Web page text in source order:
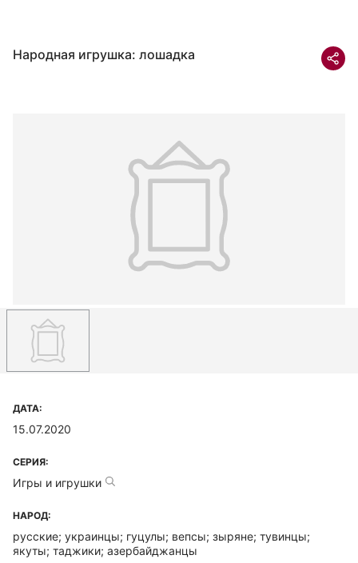
Народная игрушка: лошадка
ДАТА:
15.07.2020
СЕРИЯ:
Игры и игрушки
НАРОД:
русские; украинцы; гуцулы; вепсы; зыряне; тувинцы;
якуты; таджики; азербайджанцы